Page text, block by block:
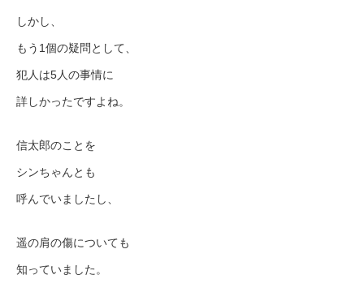
しかし、
もう1個の疑問として、
犯人は5人の事情に
詳しかったですよね。
信太郎のことを
シンちゃんとも
呼んでいましたし、
遥の肩の傷についても
知っていました。